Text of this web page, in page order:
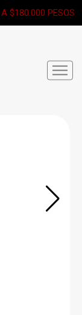
$180.000 PESOS